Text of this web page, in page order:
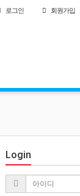
로그인 회원가입
Login